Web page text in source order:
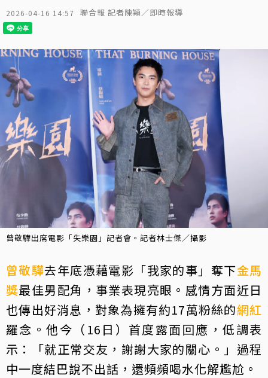
2026-04-16 14:57 聯合報 記者陳穎／即時報導
曾敬驊出席電影「失樂園」記者會。記者林士傑／攝影
曾敬驊去年底憑藉電影「我家的事」奪下金馬
獎最佳男配角，事業表現亮眼。感情方面近日
也傳出好消息，對象為擁有約17萬粉絲的網紅
羅念。他今（16日）首度露面回應，低調表
示：「就正常交友，謝謝大家的關心。」過程
中一度結巴說不出話，還頻頻喝水化解尷尬。